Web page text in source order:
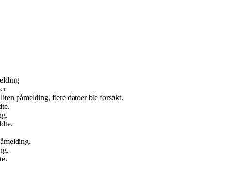
påmelding, flere datoer ble forsøkt.